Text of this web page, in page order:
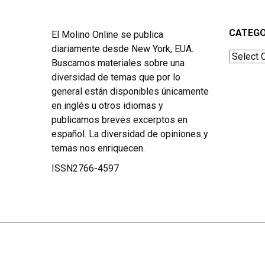
El Molino Online se publica
diariamente desde New York, EUA.
Buscamos materiales sobre una
diversidad de temas que por lo
general están disponibles únicamente
en inglés u otros idiomas y
publicamos breves excerptos en
español. La diversidad de opiniones y
temas nos enriquecen.
ISSN2766-4597